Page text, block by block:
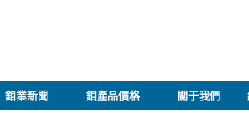
鉬業新聞 鉬產品價格 關于我們